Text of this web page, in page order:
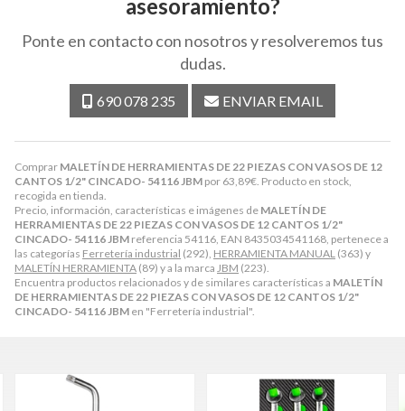
Comprar MALETÍN DE HERRAMIENTAS DE 22 PIEZAS CON VASOS DE 12
CANTOS 1/2" CINCADO- 54116 JBM por 63,89€. Producto en stock,
recogida en tienda.
Precio, información, características e imágenes de MALETÍN DE
HERRAMIENTAS DE 22 PIEZAS CON VASOS DE 12 CANTOS 1/2"
CINCADO- 54116 JBM referencia 54116, EAN 8435034541168, pertenece a
las categorías Ferretería industrial (292), HERRAMIENTA MANUAL (363) y
MALETÍN HERRAMIENTA (89) y a la marca JBM (223).
Encuentra productos relacionados y de similares características a MALETÍN
DE HERRAMIENTAS DE 22 PIEZAS CON VASOS DE 12 CANTOS 1/2"
CINCADO- 54116 JBM en "Ferretería industrial".
asesoramiento?
Ponte en contacto con nosotros y resolveremos tus
dudas.
690 078 235 ENVIAR EMAIL